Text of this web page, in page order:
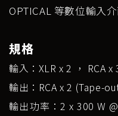
OPTICAL 等數位輸入介
規格
輸入：XLR x 2 ， RCA x
輸出：RCA x 2 (Tape-
輸出功率：2 x 300 W